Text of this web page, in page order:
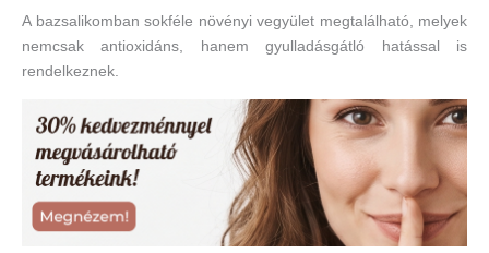
A bazsalikomban sokféle növényi vegyület megtalálható, melyek
nemcsak antioxidáns, hanem gyulladásgátló hatással is
rendelkeznek.